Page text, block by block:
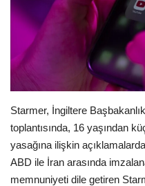
Seri İlanlar
İngiltere
Videolar
İş & Ekonomi
Kültür - Sanat
Starmer, İngiltere
toplantısında, 16 yaşından
yasağına ilişkin
ABD ile İran arasında
memnuniyeti dile getiren